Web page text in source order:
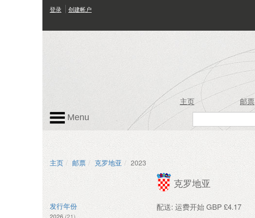
登录 创建帐户
主页 邮票
Menu
主页 邮票 克罗地亚 2023
发行年份
2026 (21)
克罗地亚
配送: 运费开始 GBP £4.17